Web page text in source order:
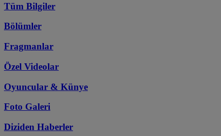
Tüm Bilgiler
Bölümler
Fragmanlar
Özel Videolar
Oyuncular & Künye
Foto Galeri
Diziden Haberler